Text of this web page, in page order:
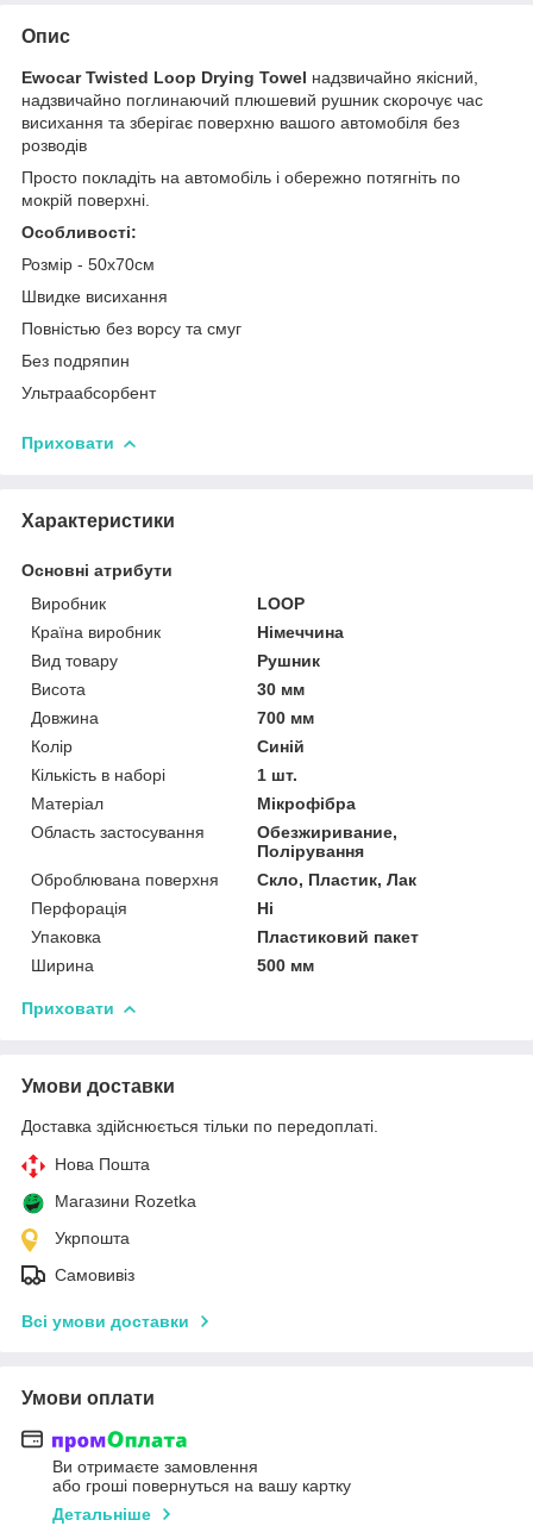
Опис
Ewocar Twisted Loop Drying Towel надзвичайно якісний,
надзвичайно поглинаючий плюшевий рушник скорочує час
висихання та зберігає поверхню вашого автомобіля без
розводів
Просто покладіть на автомобіль і обережно потягніть по
мокрій поверхні.
Особливості:
Розмір - 50х70см
Швидке висихання
Повністью без ворсу та смуг
Без подряпин
Ультраабсорбент
Приховати
Характеристики
Основні атрибути
Виробник
LOOP
Країна виробник
Німеччина
Вид товару
Рушник
Висота
30 мм
Довжина
700 мм
Колір
Синій
Кількість в наборі
1 шт.
Матеріал
Мікрофібра
Область застосування
Обезжиривание,
Полірування
Оброблювана поверхня
Скло, Пластик, Лак
Перфорація
Ні
Упаковка
Пластиковий пакет
Ширина
500 мм
Приховати
Умови доставки
Доставка здійснюється тільки по передоплаті.
Нова Пошта
Магазини Rozetka
Укрпошта
Самовивіз
Всі умови доставки
Умови оплати
Ви отримаєте замовлення
або гроші повернуться на вашу картку
Детальніше